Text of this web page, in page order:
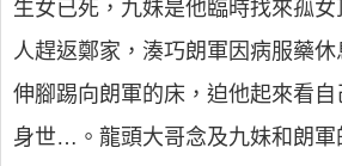
生女已死，九妹是他臨時找來孤
人趕返鄭家，湊巧朗軍因病服藥
伸腳踢向朗軍的床，迫他起來看
身世…。龍頭大哥念及九妹和朗軍